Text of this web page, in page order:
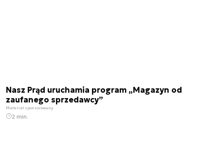
Nasz Prąd uruchamia program „Magazyn od
zaufanego sprzedawcy”
Materiał sponsorowany
2 min.